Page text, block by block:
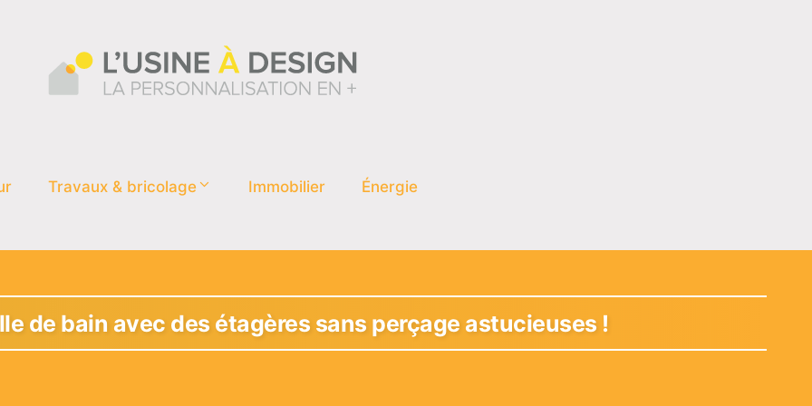
Travaux & bricolage Immobilier Énergie
de bain avec des étagères sans perçage astucieuses !